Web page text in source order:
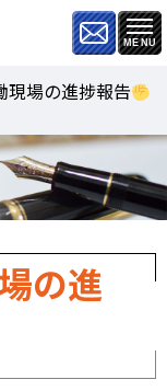
現場の進捗報告
の進